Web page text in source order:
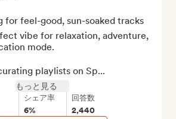
feel-good, sun-soaked tracks
vibe for relaxation, adventure,
mode.
playlists on Sp...
もっと見る
シェア率
6%
回答数
2,440